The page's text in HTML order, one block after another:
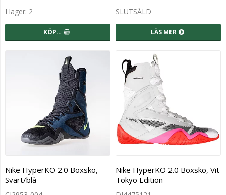
I lager: 2
KÖP…
SLUTSÅLD
LÄS MER
Nike HyperKO 2.0 Boxsko,
Svart/blå
Nike HyperKO 2.0 Boxsko, Vit
Tokyo Edition